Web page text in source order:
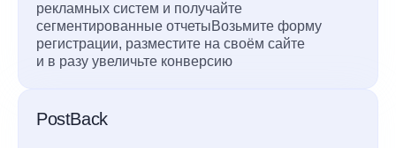
рекламных систем и получайте
сегментированные отчетыВозьмите форму
регистрации, разместите на своём сайте
и в разу увеличьте конверсию
PostBack